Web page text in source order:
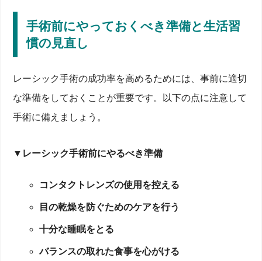
手術前にやっておくべき準備と生活習
慣の見直し
レーシック手術の成功率を高めるためには、事前に適切
な準備をしておくことが重要です。以下の点に注意して
手術に備えましょう。
▼レーシック手術前にやるべき準備
コンタクトレンズの使用を控える
目の乾燥を防ぐためのケアを行う
十分な睡眠をとる
バランスの取れた食事を心がける